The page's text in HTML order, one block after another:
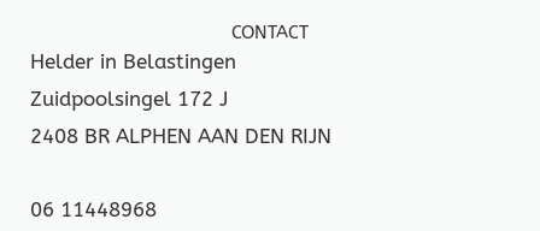
CONTACT
Helder in Belastingen
Zuidpoolsingel 172 J
2408 BR ALPHEN AAN DEN RIJN
06 11448968